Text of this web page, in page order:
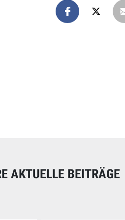
AKTUELLE BEITRÄGE